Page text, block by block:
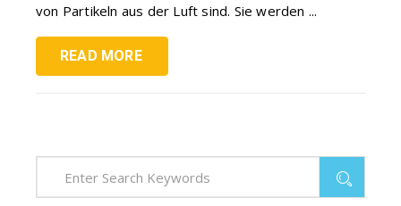
von Partikeln aus der Luft sind. Sie werden ...
READ MORE